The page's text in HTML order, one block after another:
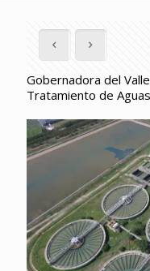
Gobernadora del
Tratamiento de